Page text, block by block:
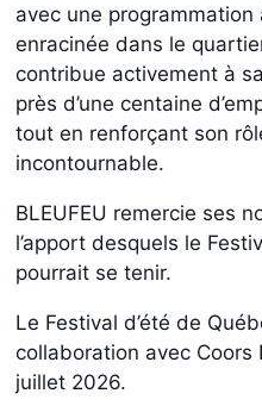
avec une programmation
enracinée dans le
contribue activement à
près d’une centaine
tout en renforçant son
incontournable.
BLEUFEU remercie ses
l’apport desquels le
pourrait se tenir.
Le Festival d’été de
collaboration avec Coors
juillet 2026.